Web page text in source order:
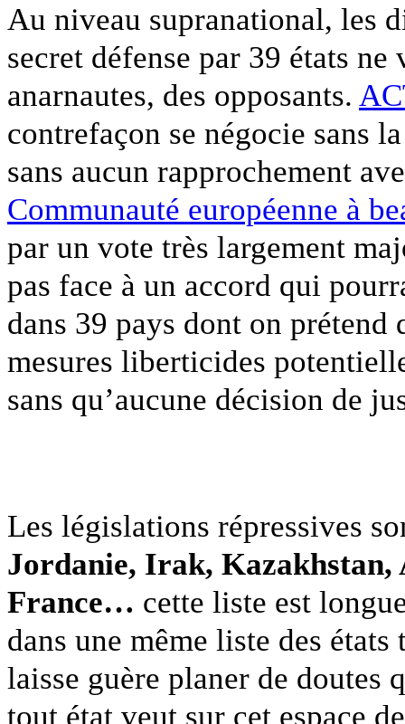
Au niveau supranational, les
secret défense par 39 états
anarnautes, des opposants.
contrefaçon se négocie sans
sans aucun rapprochement
Communauté européenne à
par un vote très largement
pas face à un accord qui
dans 39 pays dont on prétend
mesures liberticides
sans qu’aucune décision de
Les législations répressives
Jordanie, Irak, Kazakhstan,
France… cette liste est
dans une même liste des
laisse guère planer de doutes
tout état veut sur cet espace